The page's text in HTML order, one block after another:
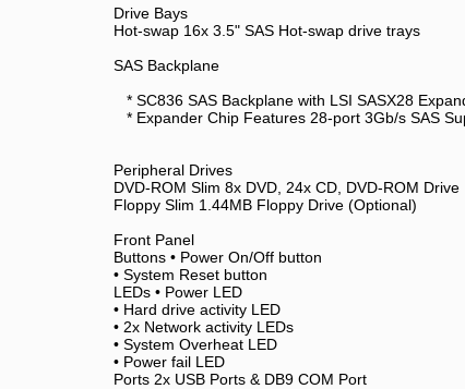
Drive Bays
Hot-swap 16x 3.5" SAS Hot-swap drive trays
SAS Backplane
* SC836 SAS Backplane with LSI SASX28
* Expander Chip Features 28-port 3Gb/s SAS
Peripheral Drives
DVD-ROM Slim 8x DVD, 24x CD, DVD-ROM Drive
Floppy Slim 1.44MB Floppy Drive (Optional)
Front Panel
Buttons • Power On/Off button
• System Reset button
LEDs • Power LED
• Hard drive activity LED
• 2x Network activity LEDs
• System Overheat LED
• Power fail LED
Ports 2x USB Ports & DB9 COM Port